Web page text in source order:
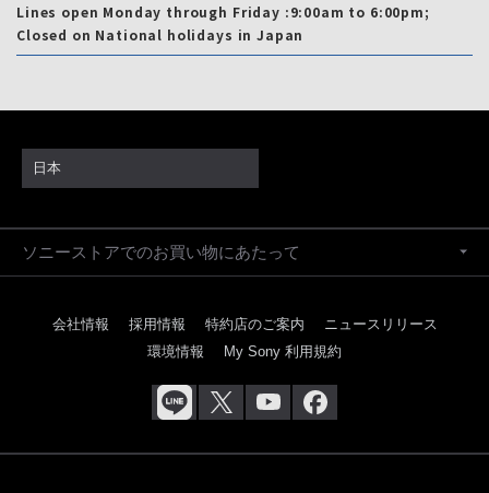
Lines open Monday through Friday :9:00am to 6:00pm;
Closed on National holidays in Japan
日本
ソニーストアでのお買い物にあたって
会社情報 採用情報 特約店のご案内
ニュースリリース
環境情報
My Sony 利用規約